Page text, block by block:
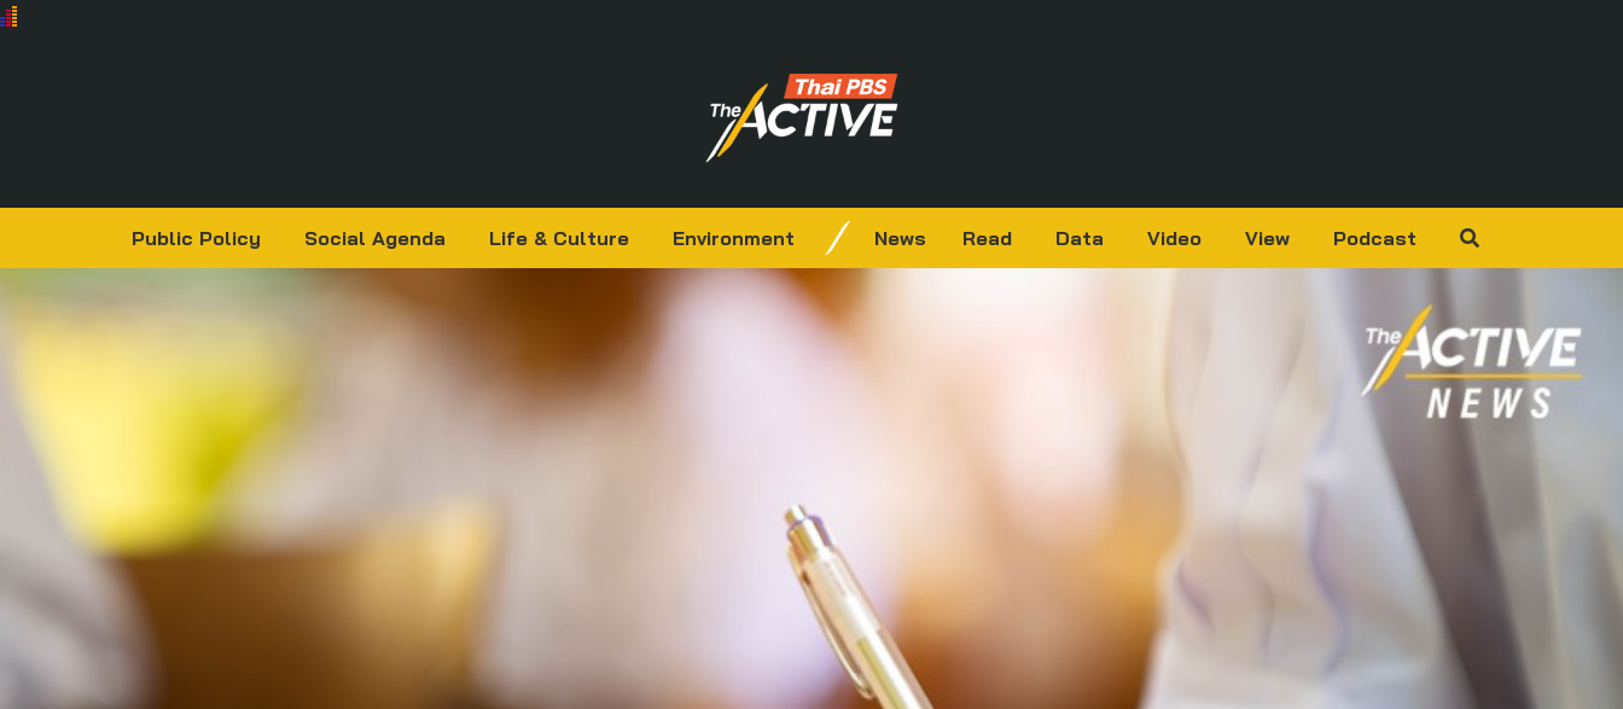
Public Policy Social Agenda Life & Culture Environment News Read Data Video View Podcast